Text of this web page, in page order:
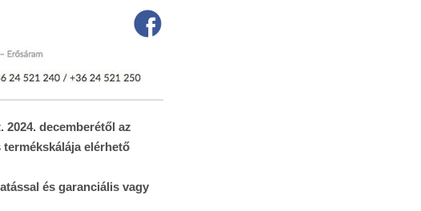
decemberétől az
elérhető
és garanciális vagy